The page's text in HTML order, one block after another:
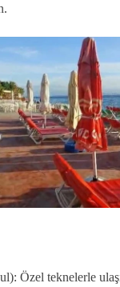
Özel teknelerle